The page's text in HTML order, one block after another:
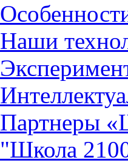
Наши
Партнеры
"Школа